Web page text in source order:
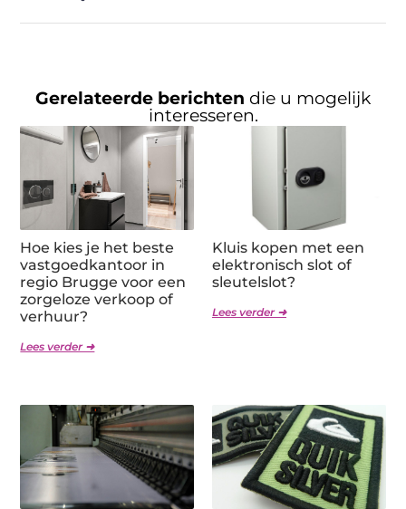
Gerelateerde berichten die u mogelijk
interesseren.
Hoe kies je het beste
vastgoedkantoor in
regio Brugge voor een
zorgeloze verkoop of
verhuur?
Lees verder ➜
Kluis kopen met een
elektronisch slot of
sleutelslot?
Lees verder ➜